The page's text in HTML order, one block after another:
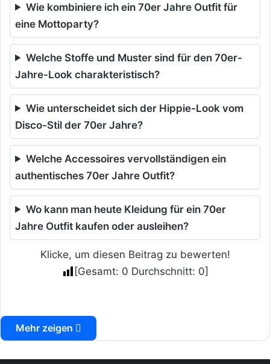
Wie kombiniere ich ein 70er Jahre Outfit für
eine Mottoparty?
Welche Stoffe und Muster sind für den 70er-
Jahre-Look charakteristisch?
Wie unterscheidet sich der Hippie-Look vom
Disco-Stil der 70er Jahre?
Welche Accessoires vervollständigen ein
authentisches 70er Jahre Outfit?
Wo kann man heute Kleidung für ein 70er
Jahre Outfit kaufen oder ausleihen?
Klicke, um diesen Beitrag zu bewerten!
[Gesamt: 0 Durchschnitt: 0]
Mehr zeigen